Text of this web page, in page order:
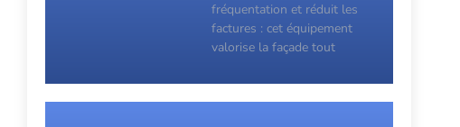
fréquentation et réduit les
factures : cet équipement
valorise la façade tout